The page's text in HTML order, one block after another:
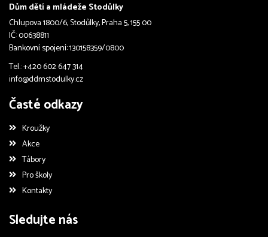
Dům dětí a mládeže Stodůlky
Chlupova 1800/6, Stodůlky, Praha 5, 155 00
IČ: 00638811
Bankovní spojení: 130158359/0800
Tel.: +420 602 647 314
info@ddmstodulky.cz
Časté odkazy
Kroužky
Akce
Tábory
Pro školy
Kontakty
Sledujte nás